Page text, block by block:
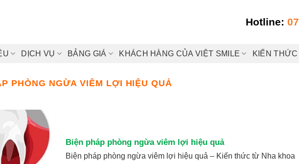
Hotline:
DỊCH VỤ BẢNG GIÁ KHÁCH HÀNG CỦA VIỆT SMILE KIẾN
PHÒNG NGỪA VIÊM LỢI HIỆU QUẢ
Biện pháp phòng ngừa viêm lợi hiệu quả
Biện pháp phòng ngừa viêm lợi hiệu quả – Kiến thức từ Nha khoa